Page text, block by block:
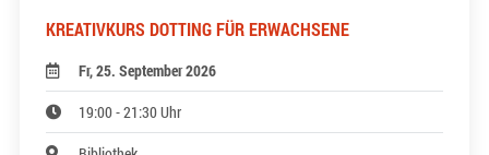
KREATIVKURS DOTTING FÜR ERWACHSENE
Fr, 25. September 2026
19:00 - 21:30 Uhr